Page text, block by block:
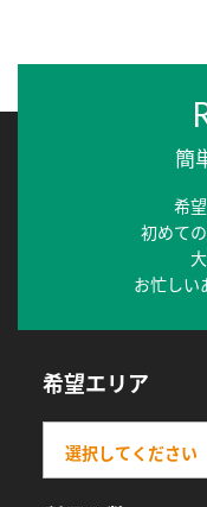
簡
希
初めて
お忙しい
希望エリア